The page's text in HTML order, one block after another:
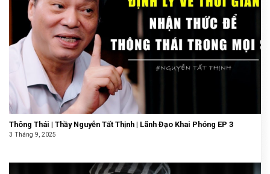
Thông Thái | Thầy Nguyễn Tất Thịnh | Lãnh Đạo Khai Phóng EP 3
3 Tháng 9, 2025